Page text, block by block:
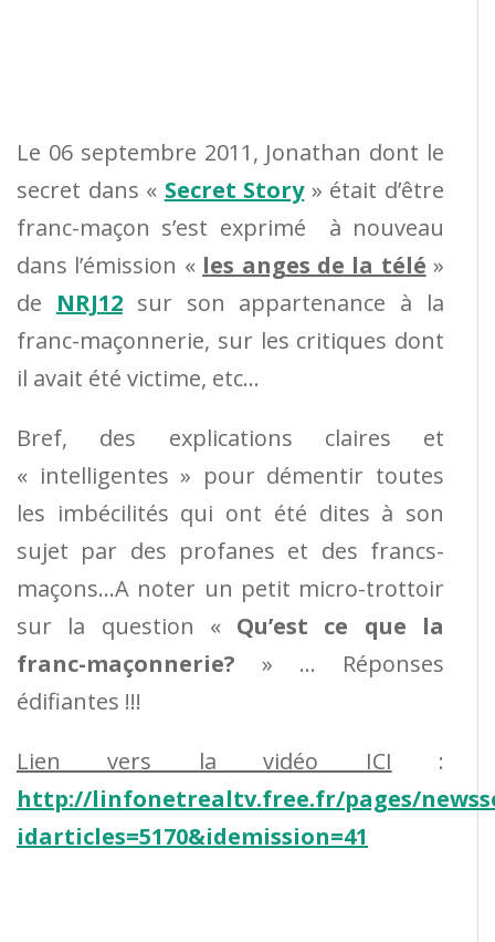
Le 06 septembre 2011, Jonathan dont le
secret dans « Secret Story» était d’être
franc-maçon s’est exprimé à nouveau
dans l’émission « les anges de la télé »
de NRJ12sur son appartenance à la
franc-maçonnerie, sur les critiques dont
il avait été victime, etc…
Bref, des explications claires et
« intelligentes » pour démentir toutes
les imbécilités qui ont été dites à son
sujet par des profanes et des francs-
maçons…A noter un petit micro-trottoir
sur la question « Qu’est ce que la
franc-maçonnerie? » … Réponses
édifiantes !!!
Lien vers la vidéo ICI :
http://linfonetrealtv.free.fr/pages/
idarticles=5170&idemission=41